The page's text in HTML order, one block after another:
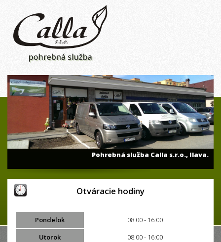
V ponuke aj náboženské predmety a náboženská
Otváracie hodiny
Pondelok
08:00 - 16:00
Utorok
08:00 - 16:00